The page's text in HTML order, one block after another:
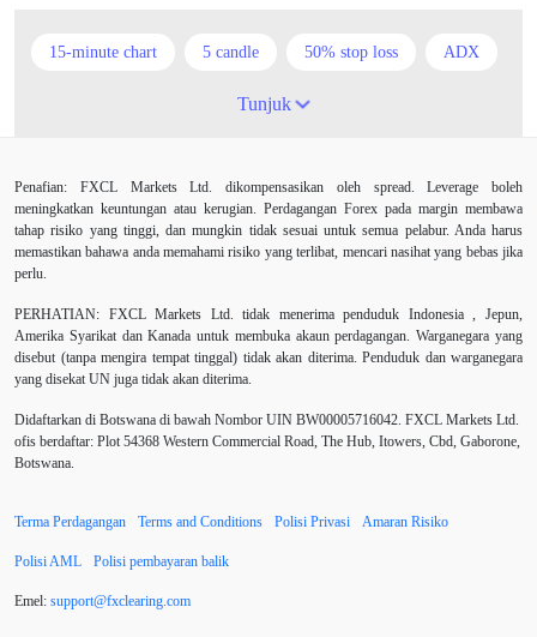
15-minute chart 5 candle 50% stop loss ADX
Akaun cent
Analisis teknikal Android Arah menaik
Asian session Australia Average True Range
Berhenti Kerugian Berhenti Rugi Berita Forex
Buy Limit Buy Stop CAD CHF
Chinese Yuan
Tunjuk
Penafian: FXCL Markets Ltd. dikompensasikan oleh spread. Leverage boleh
meningkatkan keuntungan atau kerugian. Perdagangan Forex pada margin membawa
tahap risiko yang tinggi, dan mungkin tidak sesuai untuk semua pelabur. Anda harus
memastikan bahawa anda memahami risiko yang terlibat, mencari nasihat yang bebas jika
perlu.
PERHATIAN: FXCL Markets Ltd. tidak menerima penduduk Indonesia , Jepun,
Amerika Syarikat dan Kanada untuk membuka akaun perdagangan. Warganegara yang
disebut (tanpa mengira tempat tinggal) tidak akan diterima. Penduduk dan warganegara
yang disekat UN juga tidak akan diterima.
Didaftarkan di Botswana di bawah Nombor UIN BW00005716042. FXCL Markets Ltd.
ofis berdaftar: Plot 54368 Western Commercial Road, The Hub, Itowers, Cbd, Gaborone,
Botswana.
Terma Perdagangan Terms and Conditions Polisi Privasi Amaran Risiko
Polisi AML Polisi pembayaran balik
Emel: support@fxclearing com